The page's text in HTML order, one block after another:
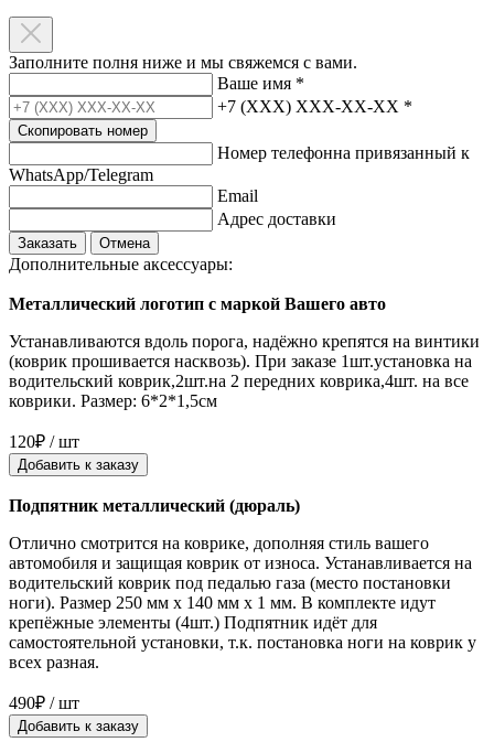
Заполните полня ниже и мы свяжемся с вами.
Ваше имя *
+7 (XXX) XXX-XX-XX *
Скопировать номер
Номер телефонна привязанный к
WhatsApp/Telegram
Email
Адрес доставки
Заказать Отмена
Дополнительные аксессуары:
Металлический логотип с маркой Вашего авто
Устанавливаются вдоль порога, надёжно крепятся на винтики
(коврик прошивается насквозь). При заказе 1шт.установка на
водительский коврик,2шт.на 2 передних коврика,4шт. на все
коврики. Размер: 6*2*1,5см
120₽ / шт
Добавить к заказу
Подпятник металлический (дюраль)
Отлично смотрится на коврике, дополняя стиль вашего
автомобиля и защищая коврик от износа. Устанавливается на
водительский коврик под педалью газа (место постановки
ноги). Размер 250 мм x 140 мм x 1 мм. В комплекте идут
крепёжные элементы (4шт.) Подпятник идёт для
самостоятельной установки, т.к. постановка ноги на коврик у
всех разная.
490₽ / шт
Добавить к заказу